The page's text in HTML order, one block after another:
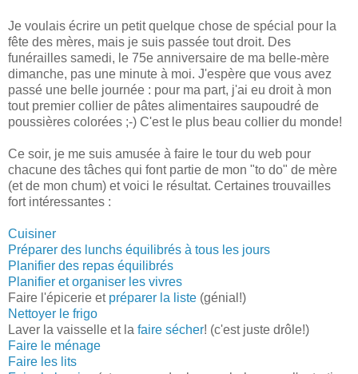
Je voulais écrire un petit quelque chose de spécial pour la
fête des mères, mais je suis passée tout droit. Des
funérailles samedi, le 75e anniversaire de ma belle-mère
dimanche, pas une minute à moi. J'espère que vous avez
passé une belle journée : pour ma part, j'ai eu droit à mon
tout premier collier de pâtes alimentaires saupoudré de
poussières colorées ;-) C'est le plus beau collier du monde!
Ce soir, je me suis amusée à faire le tour du web pour
chacune des tâches qui font partie de mon "to do" de mère
(et de mon chum) et voici le résultat. Certaines trouvailles
fort intéressantes :
Cuisiner
Préparer des lunchs équilibrés à tous les jours
Planifier des repas équilibrés
Planifier et organiser les vivres
Faire l'épicerie et préparer la liste (génial!)
Nettoyer le frigo
Laver la vaisselle et la faire sécher! (c'est juste drôle!)
Faire le ménage
Faire les lits